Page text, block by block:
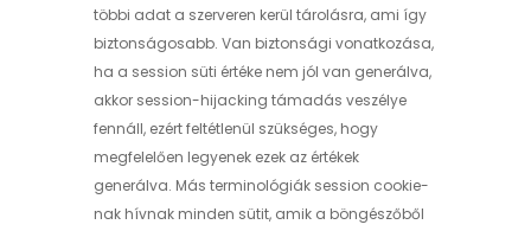
többi adat a szerveren kerül tárolásra, ami így
biztonságosabb. Van biztonsági vonatkozása,
ha a session süti értéke nem jól van generálva,
akkor session-hijacking támadás veszélye
fennáll, ezért feltétlenül szükséges, hogy
megfelelően legyenek ezek az értékek
generálva. Más terminológiák session cookie-
nak hívnak minden sütit, amik a böngészőből